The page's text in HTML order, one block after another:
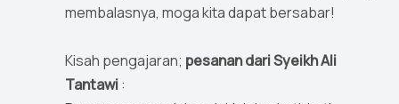
membalasnya, moga kita dapat bersabar!
Kisah pengajaran; pesanan dari Syeikh Ali
Tantawi: